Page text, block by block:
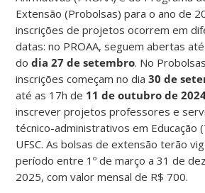
Extensão (Probolsas) para o ano de
inscrições de projetos ocorrem em
datas: no PROAA, seguem abertas
dodia 27 de setembro. No
inscrições começam no dia30 de
até as 17h de 11 de outubro de
inscrever projetos professores e
técnico-administrativos em Educação
UFSC. As bolsas de extensão terão
período entre 1º de março a 31 de
2025, com valor mensal de R$ 700.